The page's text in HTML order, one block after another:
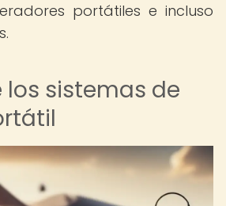
portátiles e incluso
los sistemas de